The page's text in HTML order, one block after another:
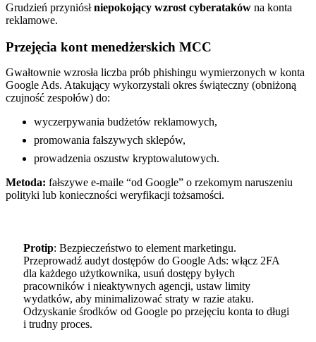
Grudzień przyniósłniepokojący wzrost cyberataków na konta
reklamowe.
Przejęcia kont menedżerskich MCC
Gwałtownie wzrosła liczba prób phishingu wymierzonych w konta
Google Ads. Atakujący wykorzystali okres świąteczny (obniżoną
czujność zespołów) do:
wyczerpywania budżetów reklamowych,
promowania fałszywych sklepów,
prowadzenia oszustw kryptowalutowych.
Metoda: fałszywe e-maile “od Google” o rzekomym naruszeniu
polityki lub konieczności weryfikacji tożsamości.
Protip: Bezpieczeństwo to element marketingu.
Przeprowadź audyt dostępów do Google Ads: włącz 2FA
dla każdego użytkownika, usuń dostępy byłych
pracowników i nieaktywnych agencji, ustaw limity
wydatków, aby minimalizować straty w razie ataku.
Odzyskanie środków od Google po przejęciu konta to długi
i trudny proces.